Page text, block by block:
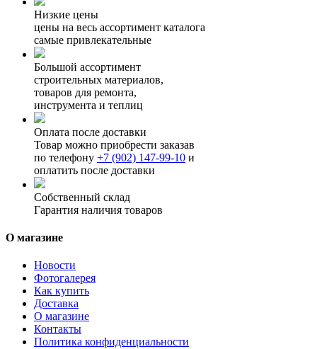
Низкие цены
цены на весь ассортимент каталога
самые привлекательные
Большой ассортимент
строительных материалов,
товаров для ремонта,
инструмента и теплиц
Оплата после доставки
Товар можно приобрести заказав
по телефону +7 (902) 147-99-10 и
оплатить после доставки
Собственный склад
Гарантия наличия товаров
О магазине
Новости
Фотогалерея
Как купить
Доставка
О магазине
Контакты
Политика конфиденциальности